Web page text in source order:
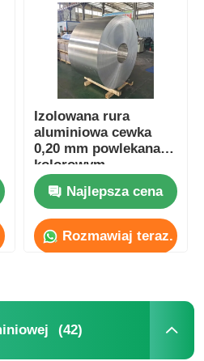
Izolowana rura
aluminiowa cewka
0,20 mm powlekana
kolorowym
aluminium
Najlepsza cena
Rozmawiaj teraz.
(42)